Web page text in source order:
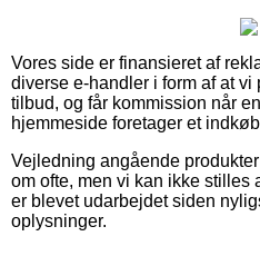
Vores side er finansieret af
diverse e-handler i form af at vi
tilbud, og får kommission når
hjemmeside foretager et
Vejledning angående
om ofte, men vi kan ikke stilles
er blevet udarbejdet siden
oplysninger.